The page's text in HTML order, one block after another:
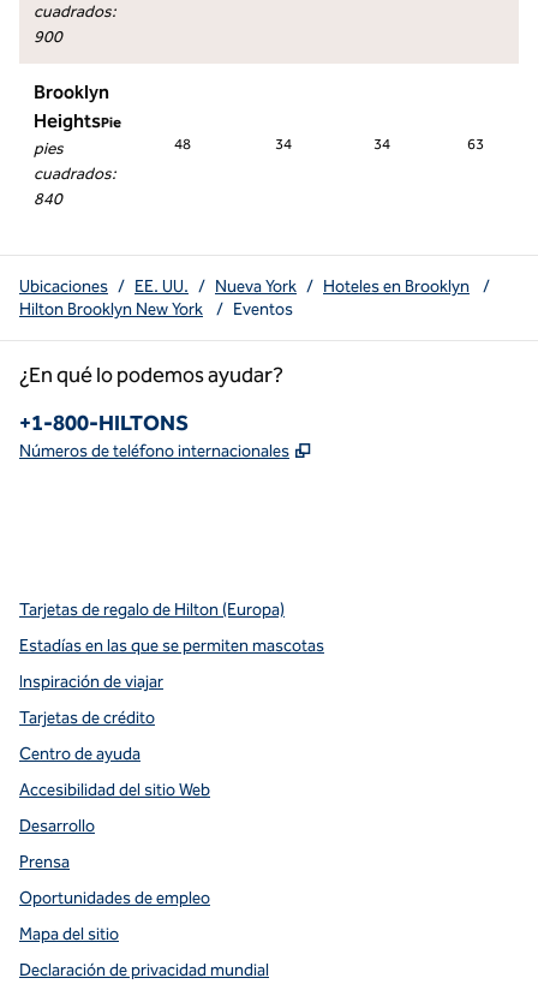
cuadrados:
900
Brooklyn
HeightsPie
pies
cuadrados:
840
48 34 34 63
Ubicaciones / EE. UU. / Nueva York / Hoteles en Brooklyn
/
Hilton Brooklyn New York
/ Eventos
¿En qué lo podemos ayudar?
Teléfono:
+1-800-HILTONS
Números de teléfono internacionales ,
Tarjetas de regalo de Hilton (Europa)
Estadías en las que se permiten mascotas
Inspiración de viajar
Tarjetas de crédito
Centro de ayuda
Accesibilidad del sitio Web
Desarrollo
Prensa
Oportunidades de empleo
Mapa del sitio
Declaración de privacidad mundial